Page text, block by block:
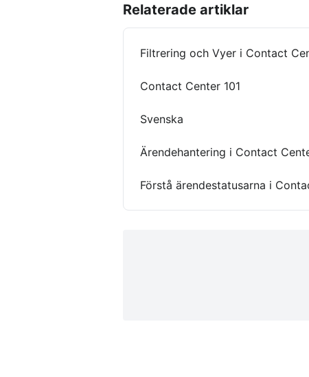
Relaterade artiklar
Filtrering och Vyer i Contact
Contact Center 101
Svenska
Ärendehantering i Contact
Förstå ärendestatusarna i